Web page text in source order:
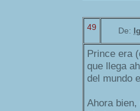
49 De:
Prince era
que llega
del mundo
Ahora